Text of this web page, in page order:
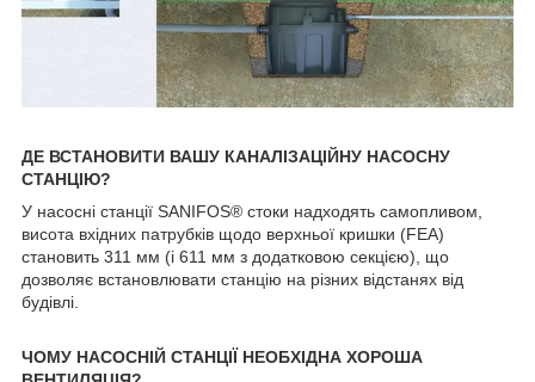
ДЕ ВСТАНОВИТИ ВАШУ КАНАЛІЗАЦІЙНУ НАСОСНУ
СТАНЦІЮ?
У насосні станції SANIFOS® стоки надходять самопливом,
висота вхідних патрубків щодо верхньої кришки (FEA)
становить 311 мм (і 611 мм з додатковою секцією), що
дозволяє встановлювати станцію на різних відстанях від
будівлі.
ЧОМУ НАСОСНІЙ СТАНЦІЇ НЕОБХІДНА ХОРОША